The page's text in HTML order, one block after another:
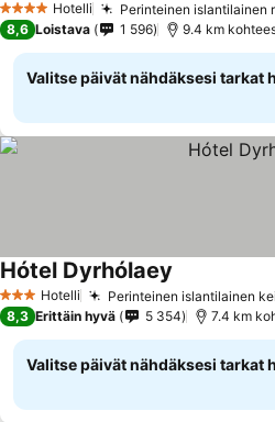
4 Tähtiluokitus
Hotelli Perinteinen islantilainen
8,6 Loistava 1 596 9.4 km
Valitse päivät nähdäksesi tarkat
3 Tähtiluokitus
Hotelli Perinteinen islantilainen
Hótel Dyrhólaey
8,3 Erittäin hyvä 5 354 7.4 km
Valitse päivät nähdäksesi tarkat